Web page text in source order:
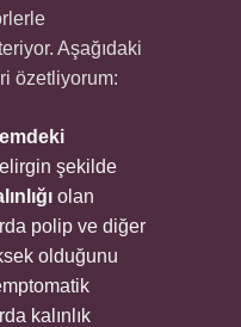
Aşağıdaki
özetliyorum:
şekilde
olan
polip ve diğer
olduğunu
kalınlık